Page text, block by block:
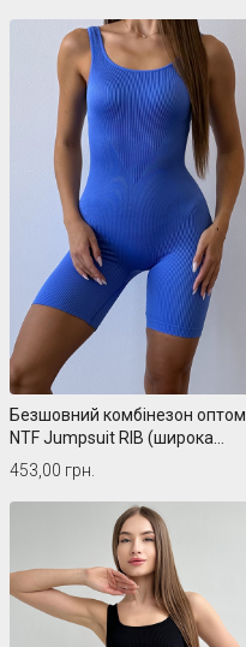
Безшовний комбінезон оптом
NTF Jumpsuit RIB (широка
бретель)
453,00 грн.